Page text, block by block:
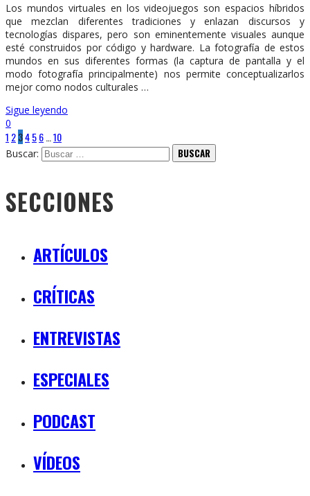
Los mundos virtuales en los videojuegos son espacios híbridos
que mezclan diferentes tradiciones y enlazan discursos y
tecnologías dispares, pero son eminentemente visuales aunque
esté construidos por código y hardware. La fotografía de estos
mundos en sus diferentes formas (la captura de pantalla y el
modo fotografía principalmente) nos permite conceptualizarlos
mejor como nodos culturales …
Sigue leyendo
0
1 23456 10
Buscar:
SECCIONES
ARTÍCULOS
CRÍTICAS
ENTREVISTAS
ESPECIALES
PODCAST
VÍDEOS